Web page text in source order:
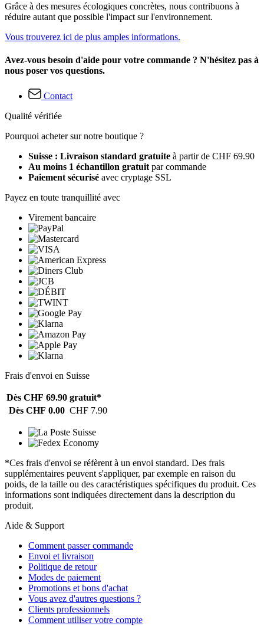
Grâce à des mesures écologiques concrètes, nous contribuons à
réduire autant que possible l'impact sur l'environnement.
Vous trouverez ici de plus amples informations.
Avez-vous besoin d'aide pour votre commande ? N'hésitez pas à
nous poser vos questions.
Contact
Qualité vérifiée
Pourquoi acheter sur notre boutique ?
Suisse : Livraison standard gratuite à partir de CHF 69.90
Au moins 1 échantillon gratuit par commande
Paiement sécurisé avec cryptage SSL
Payez en toute tranquillité avec
Virement bancaire
Frais d'envoi en Suisse
Dès CHF 69.90 gratuit*
Dès CHF 0.00 CHF 7.90
*Ces frais d'envoi se réfèrent à un envoi standard. Des frais
supplémentaires peuvent s'appliquer, par exemple en raison du
poids, de la taille ou des caractéristiques spécifiques du produit. Ces
informations sont indiquées directement dans la description du
produit.
Aide & Support
Comment passer commande
Envoi et livraison
Politique de retour
Modes de paiement
Promotions et bons d'achat
Vous avez d'autres questions ?
Clients professionnels
Comment utiliser votre compte